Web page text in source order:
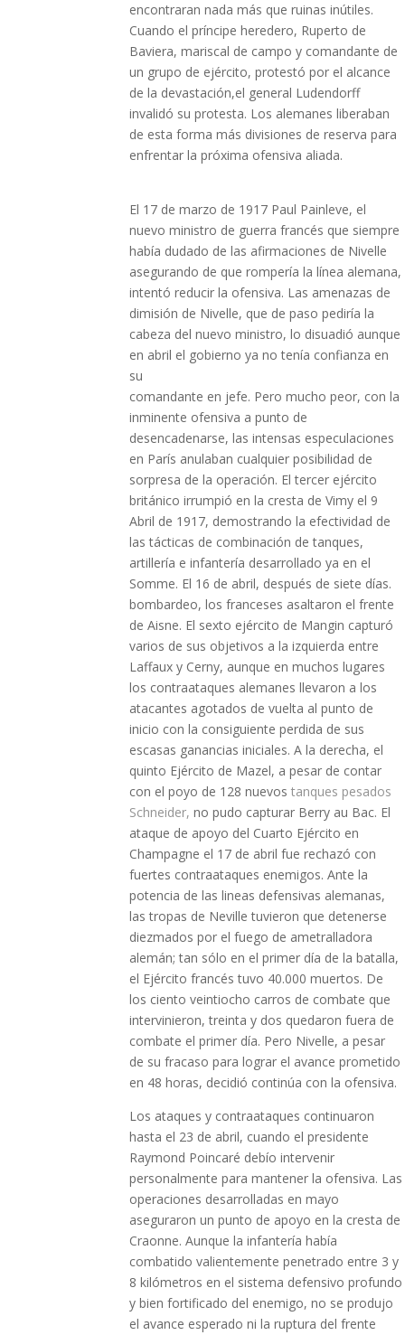
encontraran nada más que ruinas inútiles.
Cuando el príncipe heredero, Ruperto de
Baviera, mariscal de campo y comandante de
un grupo de ejército, protestó por el alcance
de la devastación,el general Ludendorff
invalidó su protesta. Los alemanes liberaban
de esta forma más divisiones de reserva para
enfrentar la próxima ofensiva aliada.
El 17 de marzo de 1917 Paul Painleve, el
nuevo ministro de guerra francés que siempre
había dudado de las afirmaciones de Nivelle
asegurando de que rompería la línea alemana,
intentó reducir la ofensiva. Las amenazas de
dimisión de Nivelle, que de paso pediría la
cabeza del nuevo ministro, lo disuadió aunque
en abril el gobierno ya no tenía confianza en
su
comandante en jefe. Pero mucho peor, con la
inminente ofensiva a punto de
desencadenarse, las intensas especulaciones
en París anulaban cualquier posibilidad de
sorpresa de la operación. El tercer ejército
británico irrumpió en la cresta de Vimy el 9
Abril de 1917, demostrando la efectividad de
las tácticas de combinación de tanques,
artillería e infantería desarrollado ya en el
Somme. El 16 de abril, después de siete días.
bombardeo, los franceses asaltaron el frente
de Aisne. El sexto ejército de Mangin capturó
varios de sus objetivos a la izquierda entre
Laffaux y Cerny, aunque en muchos lugares
los contraataques alemanes llevaron a los
atacantes agotados de vuelta al punto de
inicio con la consiguiente perdida de sus
escasas ganancias iniciales. A la derecha, el
quinto Ejército de Mazel, a pesar de contar
con el poyo de 128 nuevostanques pesados ​​
Schneider, no pudo capturar Berry au Bac. El
ataque de apoyo del Cuarto Ejército en
Champagne el 17 de abril fue rechazó con
fuertes contraataques enemigos. Ante la
potencia de las lineas defensivas alemanas,
las tropas de Neville tuvieron que detenerse
diezmados por el fuego de ametralladora
alemán; tan sólo en el primer día de la batalla,
el Ejército francés tuvo 40.000 muertos. De
los ciento veintiocho carros de combate que
intervinieron, treinta y dos quedaron fuera de
combate el primer día. Pero Nivelle, a pesar
de su fracaso para lograr el avance prometido
en 48 horas, decidió continúa con la ofensiva.
Los ataques y contraataques continuaron
hasta el 23 de abril, cuando el presidente
Raymond Poincaré debío intervenir
personalmente para mantener la ofensiva. Las
operaciones desarrolladas en mayo
aseguraron un punto de apoyo en la cresta de
Craonne. Aunque la infantería había
combatido valientemente penetrado entre 3 y
8 kilómetros en el sistema defensivo profundo
y bien fortificado del enemigo, no se produjo
el avance esperado ni la ruptura del frente